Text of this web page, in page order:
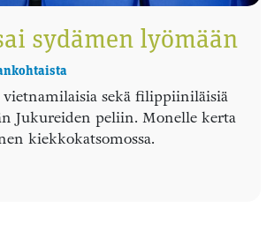
sydämen lyömään
vietnamilaisia sekä filippiiniläisiä
Jukureiden peliin. Monelle kerta
kiekkokatsomossa.